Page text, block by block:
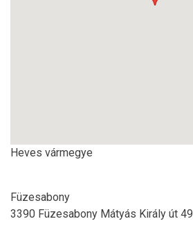
Heves vármegye
Füzesabony
3390 Füzesabony Mátyás Király út 49